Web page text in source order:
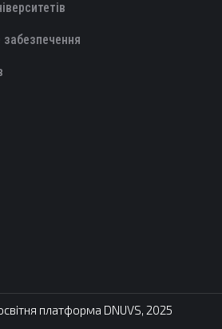
забезпечення
платформа DNUVS, 2025